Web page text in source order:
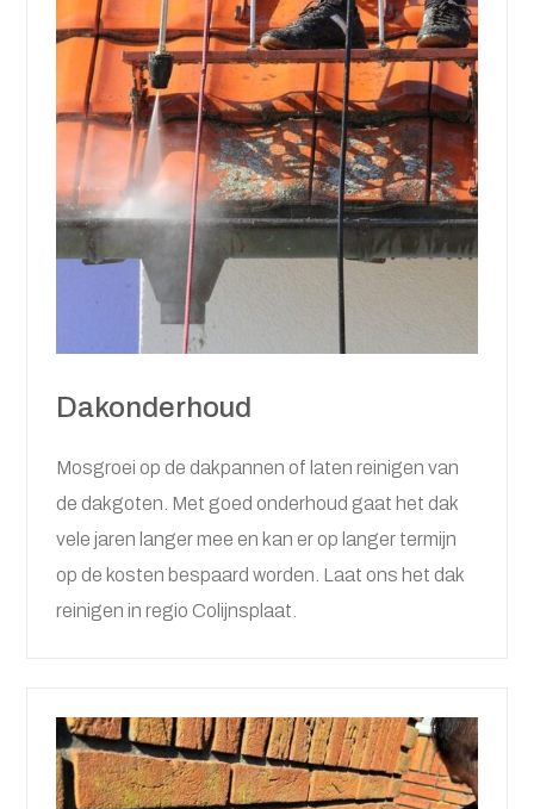
Dakonderhoud
Mosgroei op de dakpannen of laten reinigen van
de dakgoten. Met goed onderhoud gaat het dak
vele jaren langer mee en kan er op langer termijn
op de kosten bespaard worden. Laat ons het dak
reinigen in regio Colijnsplaat.